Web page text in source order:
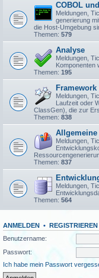
COBOL
Meldungen,
generierung
die Host-Umgebung
Themen: 579
Analyse
Meldungen,
Komponenten
Themen: 195
Meldungen,
Laufzeit oder
ClassGen), die zur
Themen: 838
Meldungen,
Themen: 837
Meldungen,
Themen: 564
ANMELDEN • REGISTRIEREN
Benutzername:
Passwort:
Ich habe mein Passwort